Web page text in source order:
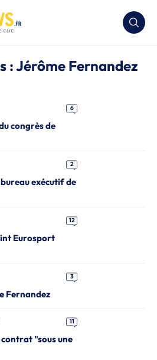
: Jérôme Fernandez
6
congrès de
2
exécutif de
12
Eurosport
3
Fernandez
11
"sous une